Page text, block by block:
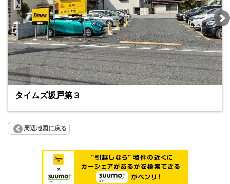
タイムズ坂戸第３
周辺地図に戻る